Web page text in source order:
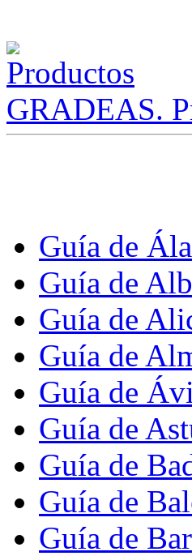
GRADEAS.
Guía de
Guía de
Guía de
Guía de
Guía de
Guía de
Guía de
Guía de
Guía de